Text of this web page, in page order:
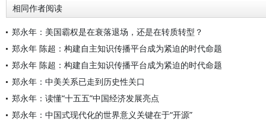
相同作者阅读
郑永年：美国霸权是在衰落退场，还是在转质转型？
郑永年 陈超：构建自主知识传播平台成为紧迫的时代命题
郑永年 陈超：构建自主知识传播平台成为紧迫的时代命题
郑永年：中美关系已走到历史性关口
郑永年：读懂“十五五”中国经济发展亮点
郑永年：中国式现代化的世界意义关键在于“开源”